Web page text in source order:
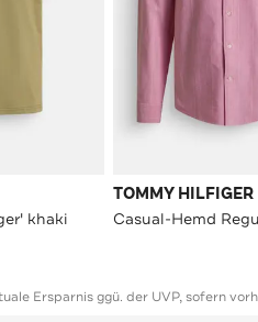
khaki
TOMMY HILFIGER
Casual-Hemd
Ersparnis ggü. der UVP, sofern